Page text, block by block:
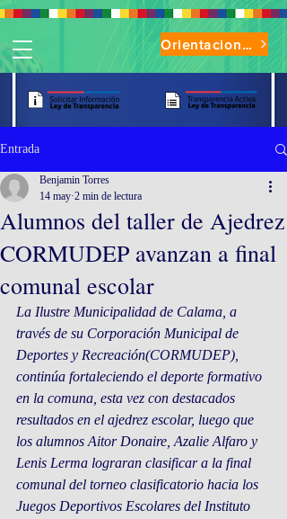
Orientaciones de Uso Parque Oasis
Entrada
Alumnos del taller de Ajedrez
CORMUDEP avanzan a final
comunal escolar
Benjamin Torres
14 may 2 min de lectura
La Ilustre Municipalidad de Calama, a
través de su Corporación Municipal de
Deportes y Recreación(CORMUDEP),
continúa fortaleciendo el deporte formativo
en la comuna, esta vez con destacados
resultados en el ajedrez escolar, luego que
los alumnos Aitor Donaire, Azalie Alfaro y
Lenis Lerma lograran clasificar a la final
comunal del torneo clasificatorio hacia los
Juegos Deportivos Escolares del Instituto